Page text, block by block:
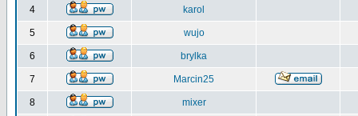
4 karol
5 wujo
6 brylka
7 Marcin25
8 mixer